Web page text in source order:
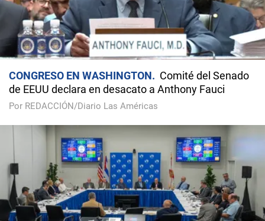
CONGRESO EN WASHINGTON
Comité del Senado
de EEUU declara en desacato a Anthony Fauci
Por REDACCIÓN/Diario Las Américas